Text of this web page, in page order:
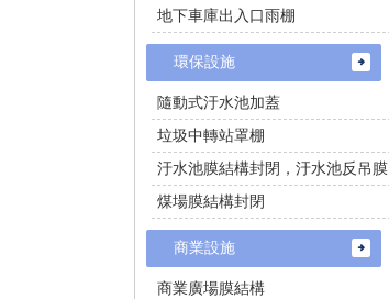
地下車庫出入口雨棚
環保設施
隨動式汙水池加蓋
垃圾中轉站罩棚
汙水池膜結構封閉，汙水池反吊膜
煤場膜結構封閉
商業設施
商業廣場膜結構